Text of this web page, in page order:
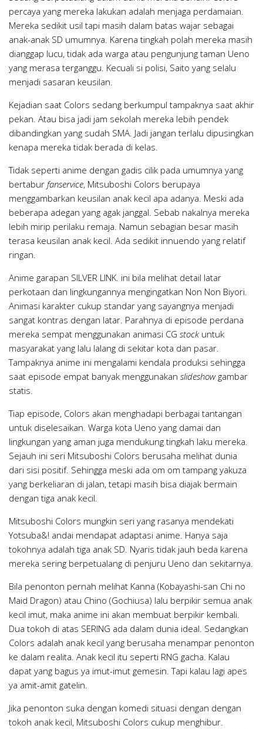
percaya yang mereka lakukan adalah menjaga perdamaian.
Mereka sedikit usil tapi masih dalam batas wajar sebagai
anak-anak SD umumnya. Karena tingkah polah mereka masih
dianggap lucu, tidak ada warga atau pengunjung taman Ueno
yang merasa terganggu. Kecuali si polisi, Saito yang selalu
menjadi sasaran keusilan.
Kejadian saat Colors sedang berkumpul tampaknya saat akhir
pekan. Atau bisa jadi jam sekolah mereka lebih pendek
dibandingkan yang sudah SMA. Jadi jangan terlalu dipusingkan
kenapa mereka tidak berada di kelas.
Tidak seperti anime dengan gadis cilik pada umumnya yang
bertabur fanservice, Mitsuboshi Colors berupaya
menggambarkan keusilan anak kecil apa adanya. Meski ada
beberapa adegan yang agak janggal. Sebab nakalnya mereka
lebih mirip perilaku remaja. Namun sebagian besar masih
terasa keusilan anak kecil. Ada sedikit innuendo yang relatif
ringan.
Anime garapan SILVER LINK. ini bila melihat detail latar
perkotaan dan lingkungannya mengingatkan Non Non Biyori.
Animasi karakter cukup standar yang sayangnya menjadi
sangat kontras dengan latar. Parahnya di episode perdana
mereka sempat menggunakan animasi CG stock untuk
masyarakat yang lalu lalang di sekitar kota dan pasar.
Tampaknya anime ini mengalami kendala produksi sehingga
saat episode empat banyak menggunakan slideshowgambar
statis.
Tiap episode, Colors akan menghadapi berbagai tantangan
untuk diselesaikan. Warga kota Ueno yang damai dan
lingkungan yang aman juga mendukung tingkah laku mereka.
Sejauh ini seri Mitsuboshi Colors berusaha melihat dunia
dari sisi positif. Sehingga meski ada om om tampang yakuza
yang berkeliaran di jalan, tetapi masih bisa diajak bermain
dengan tiga anak kecil.
Mitsuboshi Colors mungkin seri yang rasanya mendekati
Yotsuba&! andai mendapat adaptasi anime. Hanya saja
tokohnya adalah tiga anak SD. Nyaris tidak jauh beda karena
mereka sering berpetualang di penjuru Ueno dan sekitarnya.
Bila penonton pernah melihat Kanna (Kobayashi-san Chi no
Maid Dragon) atau Chino (Gochiusa) lalu berpikir semua anak
kecil imut, maka anime ini akan membuat berpikir kembali.
Dua tokoh di atas SERING ada dalam dunia ideal. Sedangkan
Colors adalah anak kecil yang berusaha menampar penonton
ke dalam realita. Anak kecil itu seperti RNG gacha. Kalau
dapat yang bagus ya imut-imut gemesin. Tapi kalau lagi apes
ya amit-amit gatelin.
Jika penonton suka dengan komedi situasi dengan dengan
tokoh anak kecil, Mitsuboshi Colors cukup menghibur.